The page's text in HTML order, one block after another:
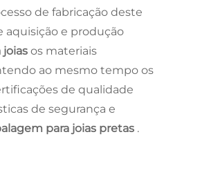
de fabricação deste
aquisição e produção
os materiais
ao mesmo tempo os
de qualidade
de segurança e
para joias pretas .